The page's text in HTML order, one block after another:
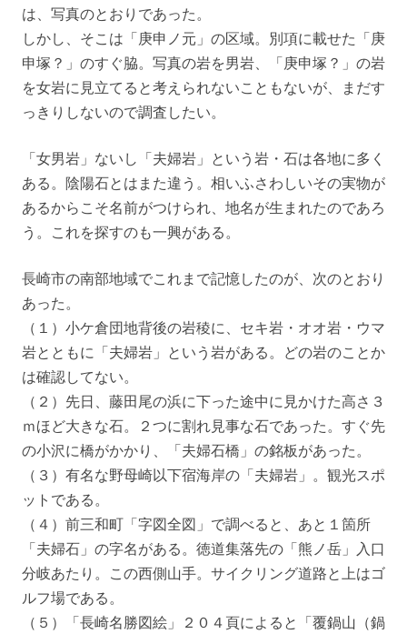
は、写真のとおりであった。
しかし、そこは「庚申ノ元」の区域。別項に載せた「庚
申塚？」のすぐ脇。写真の岩を男岩、「庚申塚？」の岩
を女岩に見立てると考えられないこともないが、まだす
っきりしないので調査したい。
「女男岩」ないし「夫婦岩」という岩・石は各地に多く
ある。陰陽石とはまた違う。相いふさわしいその実物が
あるからこそ名前がつけられ、地名が生まれたのであろ
う。これを探すのも一興がある。
長崎市の南部地域でこれまで記憶したのが、次のとおり
あった。
（１）小ケ倉団地背後の岩稜に、セキ岩・オオ岩・ウマ
岩とともに「夫婦岩」という岩がある。どの岩のことか
は確認してない。
（２）先日、藤田尾の浜に下った途中に見かけた高さ３
ｍほど大きな石。２つに割れ見事な石であった。すぐ先
の小沢に橋がかかり、「夫婦石橋」の銘板があった。
（３）有名な野母崎以下宿海岸の「夫婦岩」。観光スポ
ットである。
（４）前三和町「字図全図」で調べると、あと１箇所
「夫婦石」の字名がある。徳道集落先の「熊ノ岳」入口
分岐あたり。この西側山手。サイクリング道路と上はゴ
ルフ場である。
（５）「長崎名勝図絵」２０４頁によると「覆鍋山（鍋